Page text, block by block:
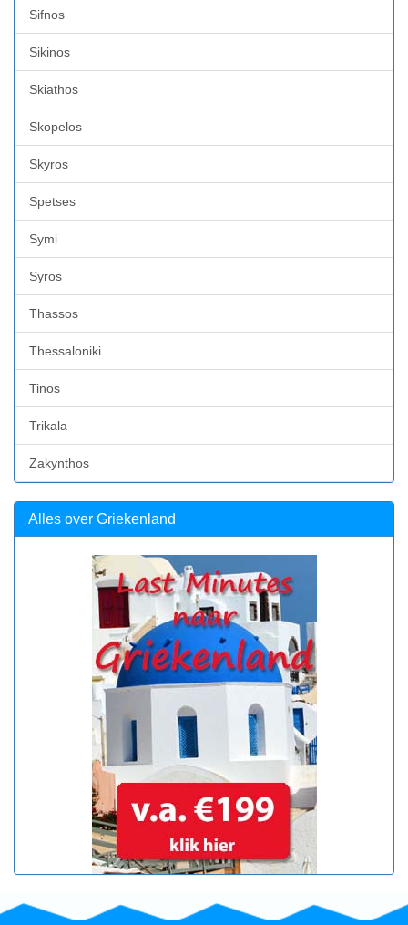
Sifnos
Sikinos
Skiathos
Skopelos
Skyros
Spetses
Symi
Syros
Thassos
Thessaloniki
Tinos
Trikala
Zakynthos
Alles over Griekenland